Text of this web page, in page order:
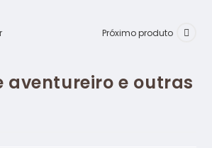
Próximo produto
aventureiro e outras